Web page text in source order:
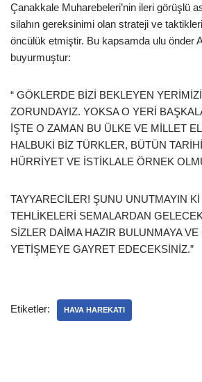
Çanakkale Muharebeleri’nin ileri görüşlü
silahın gereksinimi olan strateji ve
öncülük etmiştir. Bu kapsamda ulu önder
buyurmuştur:
“ GÖKLERDE BİZİ BEKLEYEN
ZORUNDAYIZ. YOKSA O YERİ
İŞTE O ZAMAN BU ÜLKE VE MİLLET
HALBUKİ BİZ TÜRKLER, BÜTÜN
HÜRRİYET VE İSTİKLALE ÖRNEK
TAYYARECİLER! ŞUNU UNUTMAYIN
TEHLİKELERİ SEMALARDAN
SİZLER DAİMA HAZIR BULUNMAYA VE
YETİŞMEYE GAYRET EDECEKSİNİZ.”
Etiketler: HAVA HAREKATI